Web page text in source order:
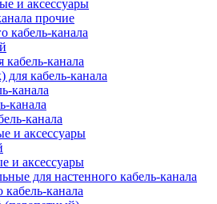
и аксессуары
прочие
кабель-канала
канала
для кабель-канала
канала
канала
канала
и аксессуары
и аксессуары
для настенного кабель-канала
кабель-канала